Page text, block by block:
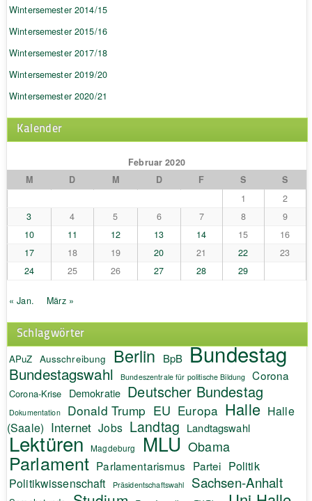
Wintersemester 2014/15
Wintersemester 2015/16
Wintersemester 2017/18
Wintersemester 2019/20
Wintersemester 2020/21
Kalender
Februar 2020
M
D M D F S
S
1
2
3
4 5 6 7 8
9
10
11 12 13 14 15
16
17
18 19 20 21 22
23
24
25 26 27 28 29
« Jan. März »
Schlagwörter
APuZ Ausschreibung Berlin BpB Bundestag
Bundestagswahl Bundeszentrale für politische Bildung Corona
Corona-Krise Demokratie Deutscher Bundestag
Dokumentation Donald Trump EU Europa Halle Halle
(Saale) Internet Jobs Landtag Landtagswahl
Lektüren Magdeburg MLU Obama
Parlament Parlamentarismus Partei Politik
Politikwissenschaft Präsidentschaftswahl Sachsen-Anhalt